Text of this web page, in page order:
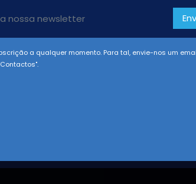
a qualquer momento. Para tal, envie-nos um